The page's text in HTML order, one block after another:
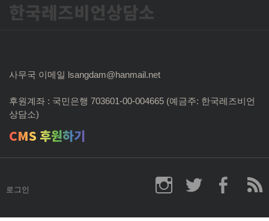
한국레즈비언상담소
사무국 이메일 lsangdam@hanmail.net
후원계좌 : 국민은행 703601-00-004665 (예금주: 한국레즈비언
상담소)
CMS 후원하기
로그인